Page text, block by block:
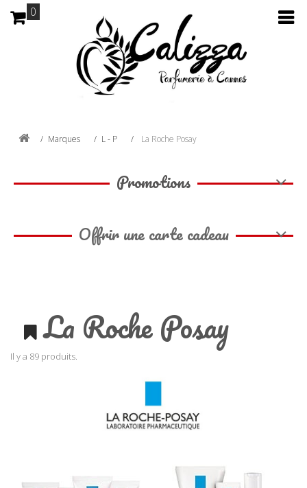
0
Marques L - P La Roche Posay
Promotions
Offrir une carte cadeau
La Roche Posay
Il y a 89 produits.